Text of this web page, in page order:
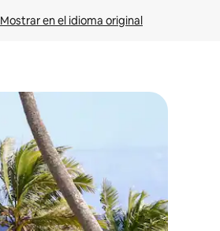
Mostrar en el idioma original